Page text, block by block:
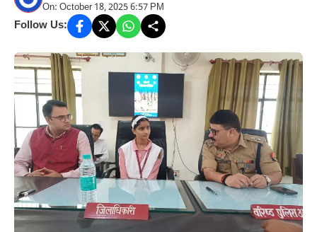
On: October 18, 2025 6:57 PM
Follow Us: